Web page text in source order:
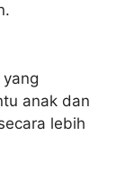
anak dan
lebih